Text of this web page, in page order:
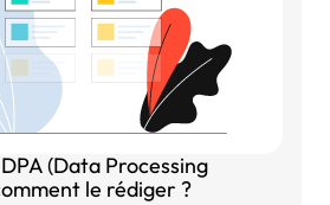
(Data Processing
le rédiger ?